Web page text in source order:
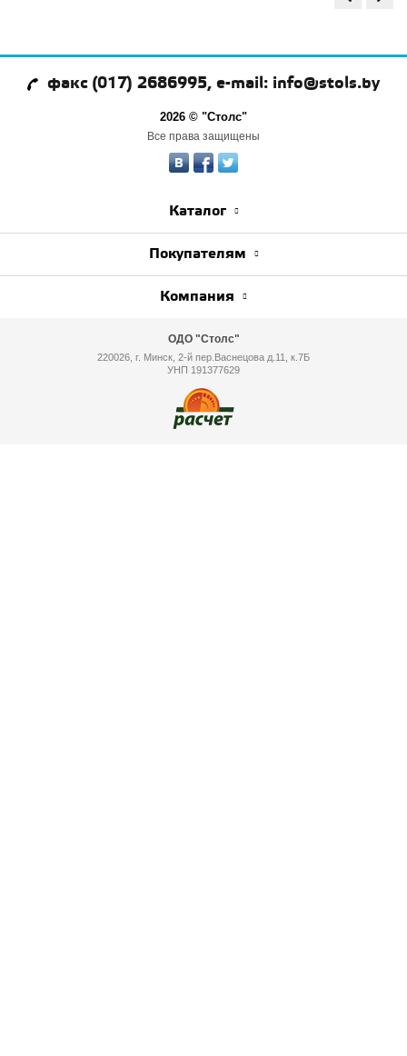
факс (017) 2686995, e-mail: info@stols.by
2026 © "Столс"
Все права защищены
Каталог
Покупателям
Компания
ОДО "Столс"
220026, г. Минск, 2-й пер.Васнецова д.11, к.7Б
УНП 191377629